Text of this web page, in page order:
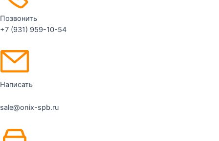
Позвонить
+7 (931) 959-10-54
Написать
sale@onix-spb.ru